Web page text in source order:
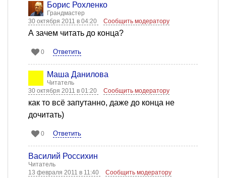
Борис Рохленко
Грандмастер
30 октября 2011 в 04:20
Сообщить модератору
А зачем читать до конца?
0 Ответить
Маша Данилова
Читатель
30 октября 2011 в 01:20
Сообщить модератору
как то всё запутанно, даже до конца не
дочитать)
0 Ответить
Василий Россихин
Читатель
13 февраля 2011 в 11:40
Сообщить модератору